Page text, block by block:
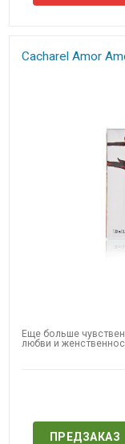
Cacharel Amor
Еще больше
любви и
ПРЕДЗАКАЗ